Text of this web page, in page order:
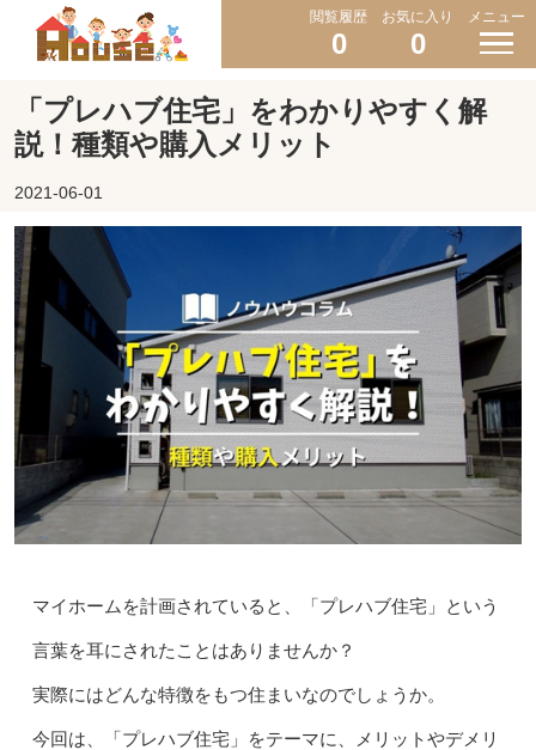
閲覧履歴
0
お気に入り
0
メニュー
「プレハブ住宅」をわかりやすく解
説！種類や購入メリット
2021-06-01
マイホームを計画されていると、「プレハブ住宅」という
言葉を耳にされたことはありませんか？
実際にはどんな特徴をもつ住まいなのでしょうか。
今回は、「プレハブ住宅」をテーマに、メリットやデメリ